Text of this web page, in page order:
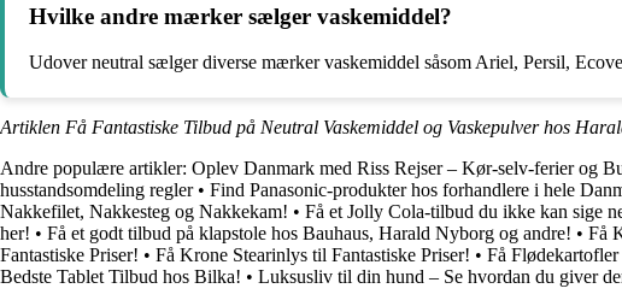
Hvilke andre mærker sælger vaskemiddel?
Udover neutral sælger diverse mærker vaskemiddel såsom Ariel, Persil,
Artiklen Få Fantastiske Tilbud på Neutral Vaskemiddel og Vaskepulver hos
Andre populære artikler: Oplev Danmark med Riss Rejser – Kør-selv-ferier og
husstandsomdeling regler• Find Panasonic-produkter hos forhandlere i hele
Nakkefilet, Nakkesteg og Nakkekam! • Få et Jolly Cola-tilbud du ikke kan sige
her! • Få et godt tilbud på klapstole hos Bauhaus, Harald Nyborg og andre! • Få
Fantastiske Priser! • Få Krone Stearinlys til Fantastiske Priser! • Få
Bedste Tablet Tilbud hos Bilka! • Luksusliv til din hund – Se hvordan du giver